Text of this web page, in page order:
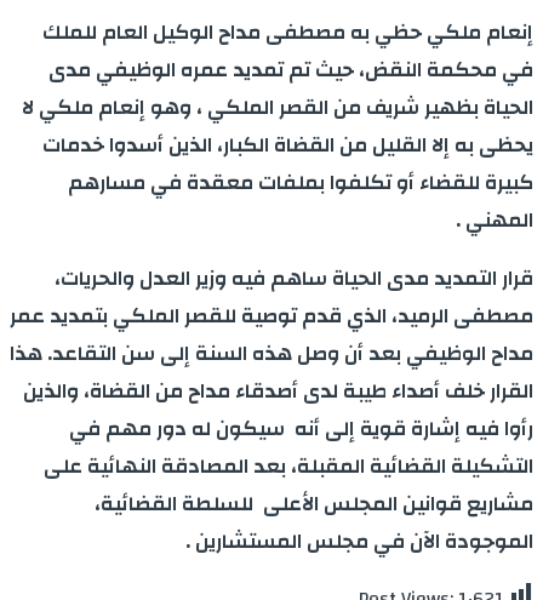
Share
إنعام ملكي حظي به مصطفى مداح الوكيل العام للملك
في محكمة النقض، حيث تم تمديد عمره الوظيفي مدى
الحياة بظهير شريف من القصر الملكي ، وهو إنعام ملكي لا
يحظى به إلا القليل من القضاة الكبار، الذين أسدوا خدمات
كبيرة للقضاء أو تكلفوا بملفات معقدة في مسارهم
المهني.
قرار التمديد مدى الحياة ساهم فيه وزير العدل والحريات،
مصطفى الرميد، الذي قدم توصية للقصر الملكي بتمديد عمر
مداح الوظيفي بعد أن وصل هذه السنة إلى سن التقاعد. هذا
القرار خلف أصداء طيبة لدى أصدقاء مداح من القضاة، والذين
رأوا فيه إشارة قوية إلى أنه سيكون له دور مهم في
التشكيلة القضائية المقبلة، بعد المصادقة النهائية على
مشاريع قوانين المجلس الأعلى للسلطة القضائية،
الموجودة الآن في مجلس المستشارين .